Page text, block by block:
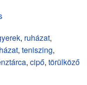
, ruházat,
, teniszing,
, cipő, törülköző